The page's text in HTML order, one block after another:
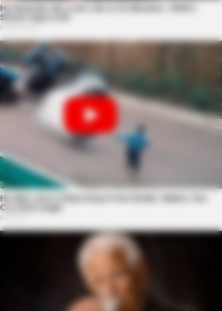
Bear Approaches Cat: What Happens Next Is Pure Magic